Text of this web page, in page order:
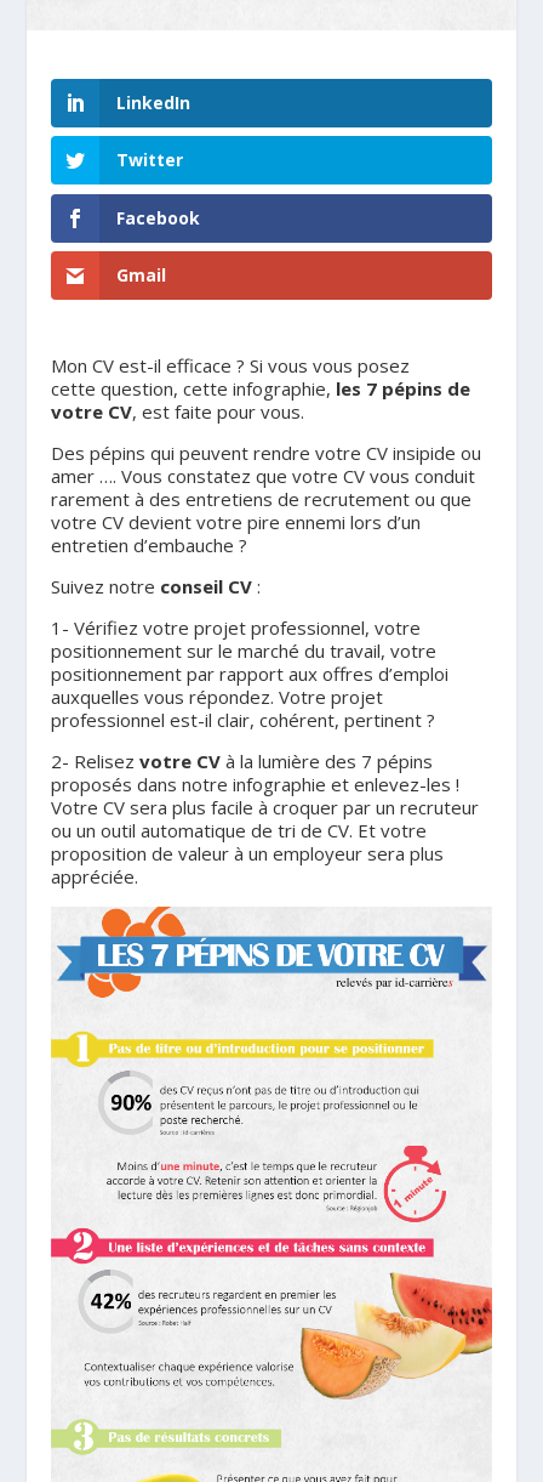
LinkedIn
Twitter
Facebook
Gmail
Mon CV est-il efficace ? Si vous vous posez
cette question, cette infographie, les 7 pépins de
votre CV, est faite pour vous.
Des pépins qui peuvent rendre votre CV insipide ou
amer …. Vous constatez que votre CV vous conduit
rarement à des entretiens de recrutement ou que
votre CV devient votre pire ennemi lors d’un
entretien d’embauche ?
Suivez notre conseil CV :
1- Vérifiez votre projet professionnel, votre
positionnement sur le marché du travail, votre
positionnement par rapport aux offres d’emploi
auxquelles vous répondez. Votre projet
professionnel est-il clair, cohérent, pertinent ?
2- Relisez votre CV à la lumière des 7 pépins
proposés dans notre infographie et enlevez-les !
Votre CV sera plus facile à croquer par un recruteur
ou un outil automatique de tri de CV. Et votre
proposition de valeur à un employeur sera plus
appréciée.